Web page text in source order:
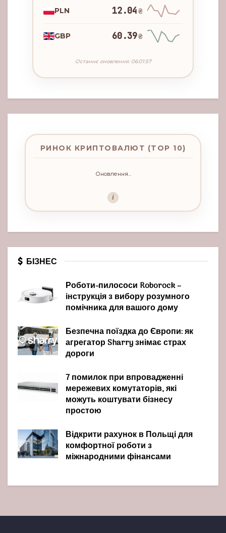
PLN 12.04₴
GBP 60.39₴
Останнє оновлення: 06:01:57
РИНОК КРИПТОВАЛЮТ (TOP 10)
Оновлення...
i
БІЗНЕС
Роботи-пилососи Roborock –
інструкція з вибору розумного
помічника для вашого дому
Безпечна поїздка до Європи: як
агрегатор Sharry знімає страх
дороги
7 помилок при впровадженні
мережевих комутаторів, які
можуть коштувати бізнесу
простою
Відкрити рахунок в Польщі для
комфортної роботи з
міжнародними фінансами